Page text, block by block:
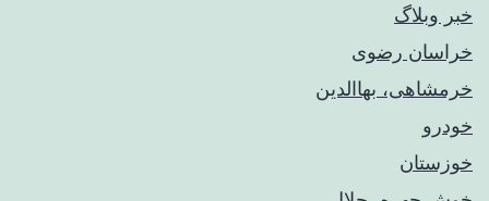
خبر وبلاگ
خراسان رضوی
خرمشاهی، بهاالدین
خودرو
خوزستان